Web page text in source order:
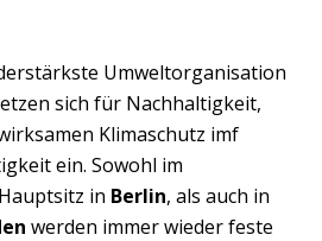
Umweltorganisation
sich für Nachhaltigkeit,
Klimaschutz imf
ein. Sowohl im
in Berlin, als auch in
werden immer wieder feste